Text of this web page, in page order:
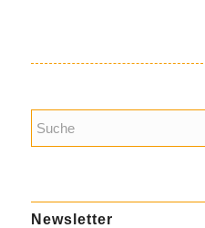
Newsletter